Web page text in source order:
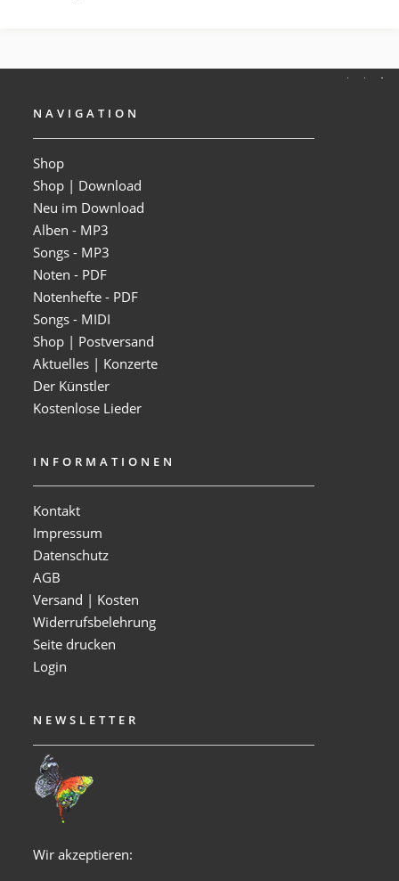
NAVIGATION
Shop
Shop | Download
Neu im Download
Alben - MP3
Songs - MP3
Noten - PDF
Notenhefte - PDF
Songs - MIDI
Shop | Postversand
Aktuelles | Konzerte
Der Künstler
Kostenlose Lieder
INFORMATIONEN
Kontakt
Impressum
Datenschutz
AGB
Versand | Kosten
Widerrufsbelehrung
Seite drucken
Login
NEWSLETTER
Wir akzeptieren: